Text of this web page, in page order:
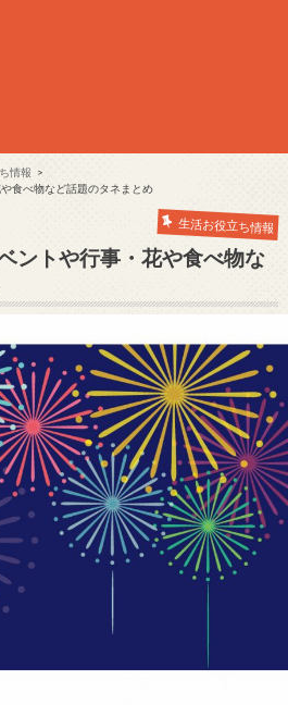
情報
食べ物など話題のタネまとめ
生活お役立ち情報
ントや行事・花や食べ物な